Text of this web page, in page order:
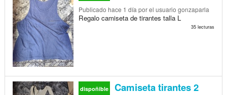
Publicado hace 1 día por el usuario gonzaparla
Regalo camiseta de tirantes talla L
35 lecturas
dispoñible Camiseta tirantes 2